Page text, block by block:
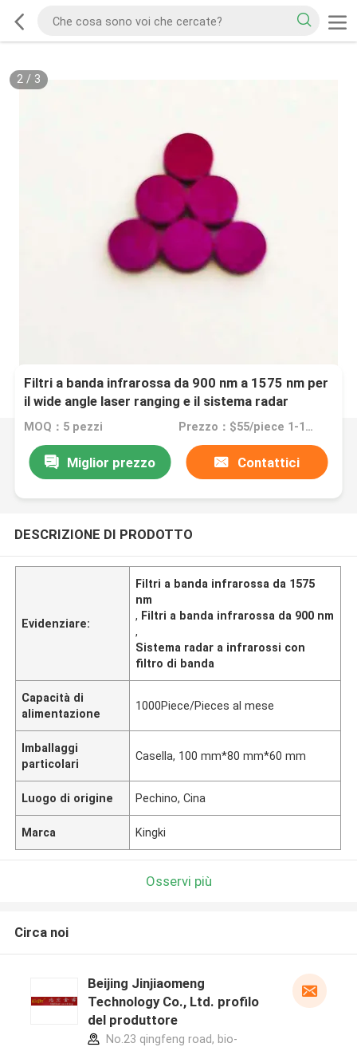
2/ 3
Filtri a banda infrarossa da 900 nm a 1575 nm per
il wide angle laser ranging e il sistema radar
MOQ：5 pezzi Prezzo：$55/piece 1-10pieces; $40/piece 11-50pieces; $20/piece >=51pieces
Miglior prezzo Contattici
DESCRIZIONE DI PRODOTTO
Evidenziare:
Filtri a banda infrarossa da 1575
nm
, Filtri a banda infrarossa da 900 nm
,
Sistema radar a infrarossi con
filtro di banda
Capacità di
alimentazione
1000Piece/Pieces al mese
Imballaggi
particolari
Casella, 100 mm*80 mm*60 mm
Luogo di origine Pechino, Cina
Marca Kingki
Osservi più
Circa noi
Beijing Jinjiaomeng
Technology Co., Ltd. profilo
del produttore
No.23 qingfeng road, bio-